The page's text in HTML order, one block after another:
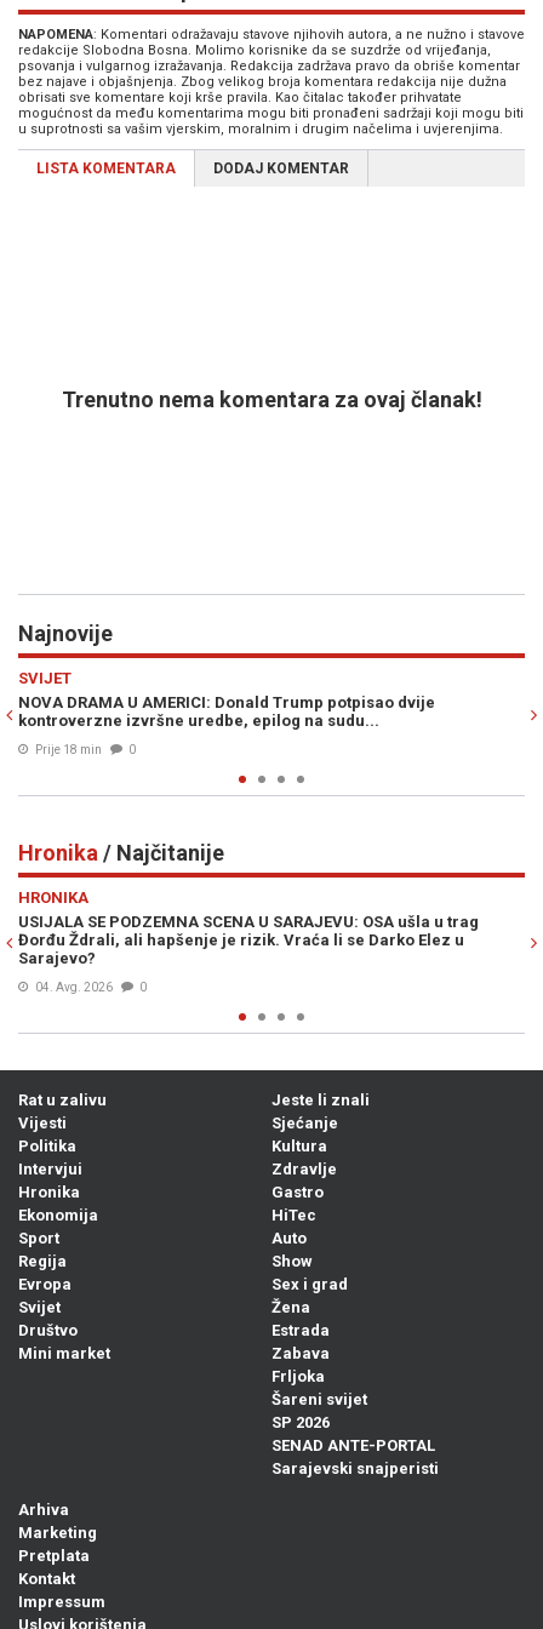
NAPOMENA: Komentari odražavaju stavove njihovih autora, a ne nužno i stavove
redakcije Slobodna Bosna. Molimo korisnike da se suzdrže od vrijeđanja,
psovanja i vulgarnog izražavanja. Redakcija zadržava pravo da obriše komentar
bez najave i objašnjenja. Zbog velikog broja komentara redakcija nije dužna
obrisati sve komentare koji krše pravila. Kao čitalac također prihvatate
mogućnost da među komentarima mogu biti pronađeni sadržaji koji mogu biti
u suprotnosti sa vašim vjerskim, moralnim i drugim načelima i uvjerenjima.
LISTA KOMENTARA DODAJ KOMENTAR
Trenutno nema komentara za ovaj članak!
Najnovije
dvije
JEZIVI MISTERIJ: Zašto je iznenada nestao
je stoljećima suvereno vladao...
Hronika / Najčitanije
OSA ušla u trag
Darko Elez u
"AKO ŽELITE ZAVRŠITI U BOLNICI, DOĐITE
potukao na plaži, kamere sve snimile (VIDEO)
Rat u zalivu
Vijesti
Politika
Intervjui
Hronika
Ekonomija
Sport
Regija
Evropa
Svijet
Društvo
Mini market
Jeste li znali
Sjećanje
Kultura
Zdravlje
Gastro
HiTec
Auto
Show
Sex i grad
Žena
Estrada
Zabava
Frljoka
Šareni svijet
SP 2026
SENAD ANTE-PORTAL
Sarajevski snajperisti
Arhiva
Marketing
Pretplata
Kontakt
Impressum
Uslovi korištenja